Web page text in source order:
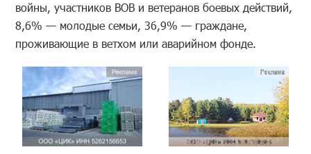
войны, участников ВОВ и ветеранов боевых действий,
8,6% — молодые семьи, 36,9% — граждане,
проживающие в ветхом или аварийном фонде.